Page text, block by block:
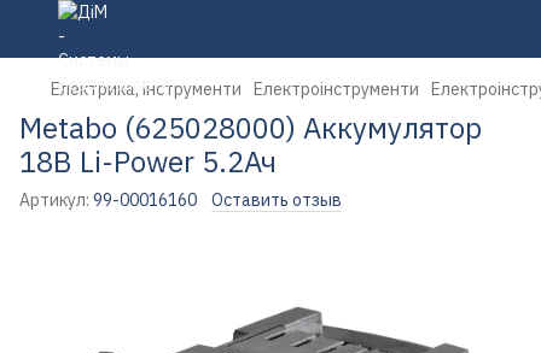
Електрика, інструменти Електроінструменти
Metabo (625028000) Аккумулятор
18В Li-Power 5.2Ач
Артикул: 99-00016160 Оставить отзыв